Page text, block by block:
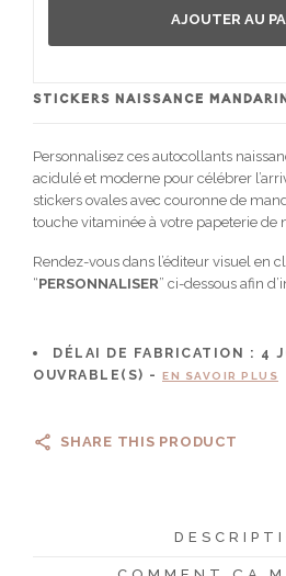
STICKERS NAISSANCE
Personnalisez ces autocollants
acidulé et moderne pour célébrer
stickers ovales avec couronne de
touche vitaminée à votre papeterie de
Rendez-vous dans l’éditeur visuel en
“PERSONNALISER” ci-dessous afin
DÉLAI DE FABRICATION : 4
OUVRABLE(S) -
EN SAVOIR PLUS
AJOUTER AU
SHARE THIS PRODUCT